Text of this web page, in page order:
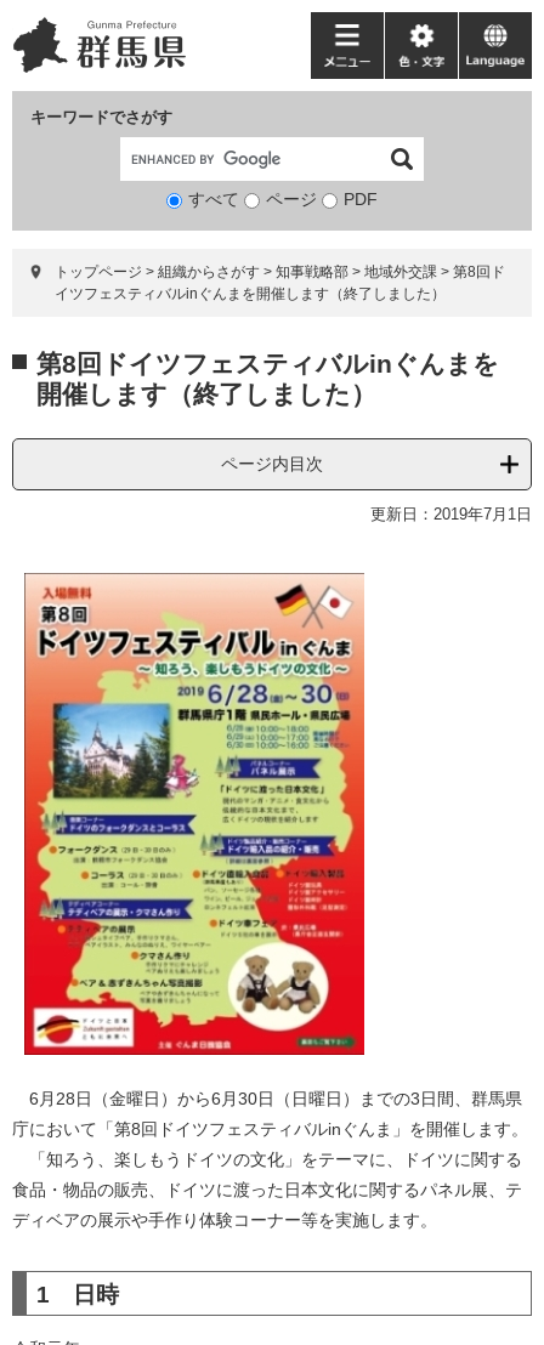
ー
ジ
ニ
ュ
て
キーワードでさがす
検
象
すべて ページ PDF
メ
ニ
ー
色・
文
language
トップページ > 組織からさがす > 知事戦略部 > 地域外交課 > 第8回ド
イツフェスティバルinぐんまを開催します（終了しました）
文 第8回ドイツフェスティバルinぐんまを
開催します（終了しました）
ページ内目次
更新日：2019年7月1日
6月28日（金曜日）から6月30日（日曜日）までの3日間、群馬県
庁において「第8回ドイツフェスティバルinぐんま」を開催します。
「知ろう、楽しもうドイツの文化」をテーマに、ドイツに関する
食品・物品の販売、ドイツに渡った日本文化に関するパネル展、テ
ディベアの展示や手作り体験コーナー等を実施します。
1 日時